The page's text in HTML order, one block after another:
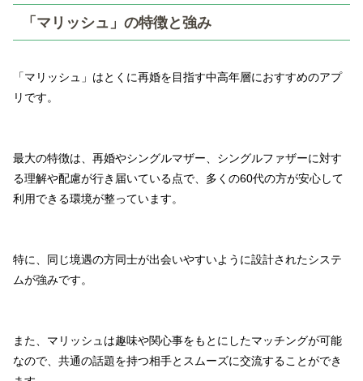
「マリッシュ」の特徴と強み
「マリッシュ」はとくに再婚を目指す中高年層におすすめのアプ
リです。
最大の特徴は、再婚やシングルマザー、シングルファザーに対す
る理解や配慮が行き届いている点で、多くの60代の方が安心して
利用できる環境が整っています。
特に、同じ境遇の方同士が出会いやすいように設計されたシステ
ムが強みです。
また、マリッシュは趣味や関心事をもとにしたマッチングが可能
なので、共通の話題を持つ相手とスムーズに交流することができ